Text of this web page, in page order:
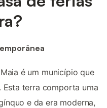
é um município que
terra comporta uma
e da era moderna,